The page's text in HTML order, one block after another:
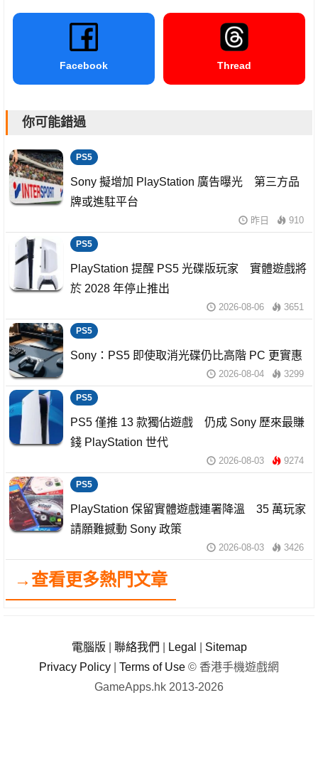
Facebook Thread
你可能錯過
PS5
Sony 擬增加 PlayStation 廣告曝光 第三方品
牌或進駐平台
昨日 910
PS5
PlayStation 提醒 PS5 光碟版玩家 實體遊戲將
於 2028 年停止推出
2026-08-06 3651
PS5
Sony：PS5 即使取消光碟仍比高階 PC 更實惠
2026-08-04 3299
PS5
PS5 僅推 13 款獨佔遊戲 仍成 Sony 歷來最賺
錢 PlayStation 世代
2026-08-03 9274
PS5
PlayStation 保留實體遊戲連署降溫 35 萬玩家
請願難撼動 Sony 政策
2026-08-03 3426
→查看更多熱門文章
電腦版 聯絡我們 Legal
Sitemap
Privacy Policy
Terms of Use © 香港手機遊戲網
GameApps.hk 2013-2026